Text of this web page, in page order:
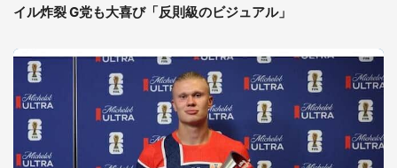
イル炸裂 G党も大喜び「反則級のビジュアル」